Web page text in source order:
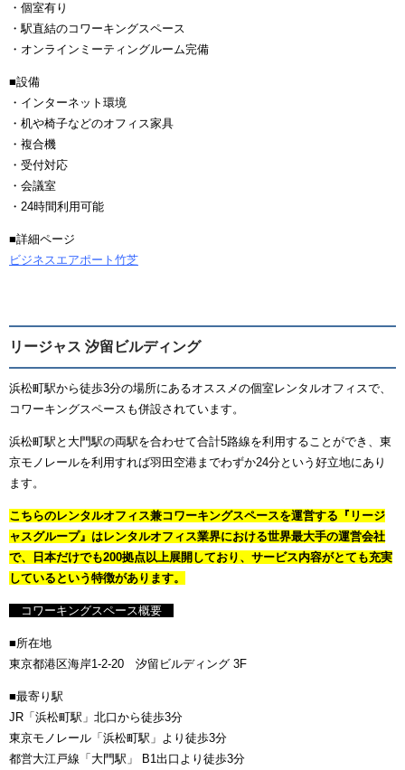
・個室有り
・駅直結のコワーキングスペース
・オンラインミーティングルーム完備
■設備
・インターネット環境
・机や椅子などのオフィス家具
・複合機
・受付対応
・会議室
・24時間利用可能
■詳細ページ
ビジネスエアポート竹芝
リージャス 汐留ビルディング
浜松町駅から徒歩3分の場所にあるオススメの個室レンタルオフィスで、
コワーキングスペースも併設されています。
浜松町駅と大門駅の両駅を合わせて合計5路線を利用することができ、東
京モノレールを利用すれば羽田空港までわずか24分という好立地にあり
ます。
こちらのレンタルオフィス兼コワーキングスペースを運営する『リージ
ャスグループ』はレンタルオフィス業界における世界最大手の運営会社
で、日本だけでも200拠点以上展開しており、サービス内容がとても充実
しているという特徴があります。
コワーキングスペース概要
■所在地
東京都港区海岸1-2-20 汐留ビルディング 3F
■最寄り駅
JR「浜松町駅」北口から徒歩3分
東京モノレール「浜松町駅」より徒歩3分
都営大江戸線「大門駅」 B1出口より徒歩3分